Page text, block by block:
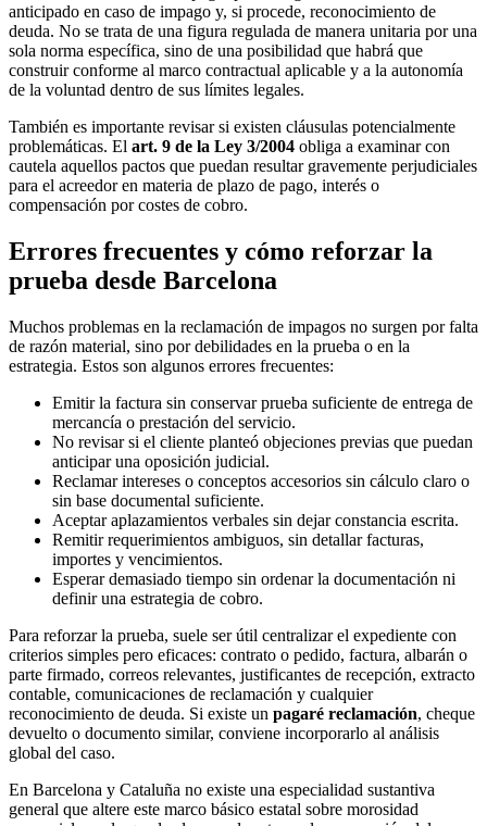
anticipado en caso de impago y, si procede, reconocimiento de
deuda. No se trata de una figura regulada de manera unitaria por una
sola norma específica, sino de una posibilidad que habrá que
construir conforme al marco contractual aplicable y a la autonomía
de la voluntad dentro de sus límites legales.
También es importante revisar si existen cláusulas potencialmente
problemáticas. El art. 9 de la Ley 3/2004 obliga a examinar con
cautela aquellos pactos que puedan resultar gravemente perjudiciales
para el acreedor en materia de plazo de pago, interés o
compensación por costes de cobro.
Errores frecuentes y cómo reforzar la
prueba desde Barcelona
Muchos problemas en la reclamación de impagos no surgen por falta
de razón material, sino por debilidades en la prueba o en la
estrategia. Estos son algunos errores frecuentes:
Emitir la factura sin conservar prueba suficiente de entrega de
mercancía o prestación del servicio.
No revisar si el cliente planteó objeciones previas que puedan
anticipar una oposición judicial.
Reclamar intereses o conceptos accesorios sin cálculo claro o
sin base documental suficiente.
Aceptar aplazamientos verbales sin dejar constancia escrita.
Remitir requerimientos ambiguos, sin detallar facturas,
importes y vencimientos.
Esperar demasiado tiempo sin ordenar la documentación ni
definir una estrategia de cobro.
Para reforzar la prueba, suele ser útil centralizar el expediente con
criterios simples pero eficaces: contrato o pedido, factura, albarán o
parte firmado, correos relevantes, justificantes de recepción, extracto
contable, comunicaciones de reclamación y cualquier
reconocimiento de deuda. Si existe un pagaré reclamación, cheque
devuelto o documento similar, conviene incorporarlo al análisis
global del caso.
En Barcelona y Cataluña no existe una especialidad sustantiva
general que altere este marco básico estatal sobre morosidad